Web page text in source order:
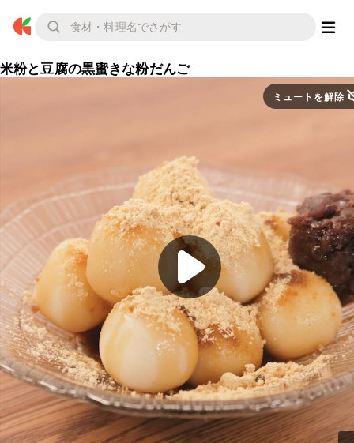
米粉と豆腐の黒蜜きな粉だんご
ミュートを解除